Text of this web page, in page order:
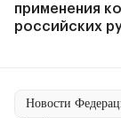
применения
российских
Новости